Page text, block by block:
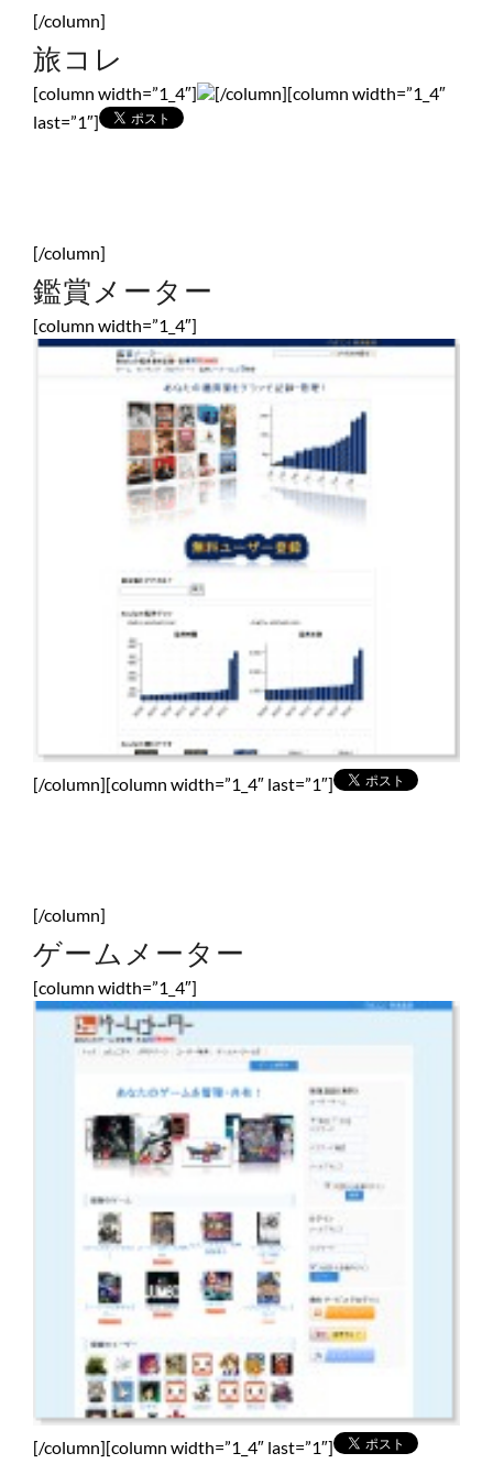
[/column]
旅コレ
[column width=”1_4″]
[/column][column width=”1_4″
last=”1″]
[/column]
鑑賞メーター
[column width=”1_4″]
[/column][column width=”1_4″ last=”1″]
[/column]
ゲームメーター
[column width=”1_4″]
[/column][column width=”1_4″ last=”1″]